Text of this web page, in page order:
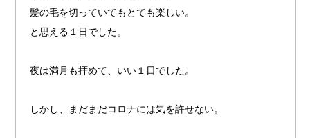
髪の毛を切っていてもとても楽しい。
と思える１日でした。
夜は満月も拝めて、いい１日でした。
しかし、まだまだコロナには気を許せない。